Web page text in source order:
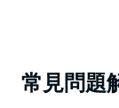
常見問題